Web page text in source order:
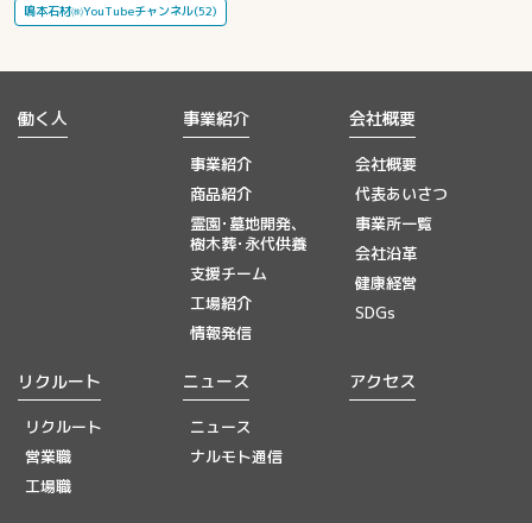
鳴本石材㈱YouTubeチャンネル(52)
働く人 事業紹介
事業紹介
商品紹介
霊園･墓地開発、
樹木葬･永代供養
支援チーム
工場紹介
情報発信
会社概要
会社概要
代表あいさつ
事業所一覧
会社沿革
健康経営
SDGs
リクルート
リクルート
営業職
工場職
ニュース
ニュース
ナルモト通信
アクセス